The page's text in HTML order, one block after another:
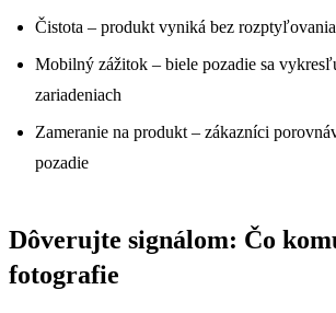
Čistota – produkt vyniká bez
Mobilný zážitok – biele pozadie sa
zariadeniach
Zameranie na produkt – zákazníci
pozadie
Dôverujte signálom: Čo
fotografie